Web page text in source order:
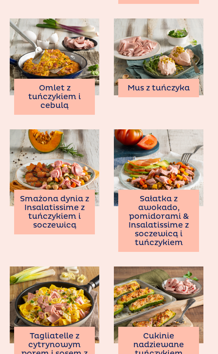
Omlet z
tuńczykiem i
cebulą
Mus z tuńczyka
Smażona dynia z
Insalatissime z
tuńczykiem i
soczewicą
Sałatka z
awokado,
pomidorami &
Insalatissime z
soczewicą i
tuńczykiem
Tagliatelle z
cytrynowym
Cukinie
nadziewane